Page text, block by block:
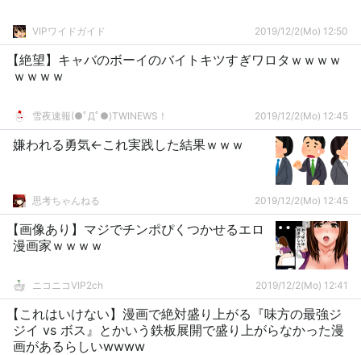
VIPワイドガイド 2019/12/2(Mo) 12:50
【絶望】キャバのボーイのバイトキツすぎワロタｗｗｗｗ
ｗｗｗｗ
雪夜速報(●ﾟДﾟ●)TWINEWS！ 2019/12/2(Mo) 12:45
嫌われる勇気←これ実践した結果ｗｗｗ
思考ちゃんねる 2019/12/2(Mo) 12:45
【画像あり】マジでチンポぴくつかせるエロ
漫画家ｗｗｗｗ
ニコニコVIP2ch 2019/12/2(Mo) 12:41
【これはいけない】漫画で絶対盛り上がる『味方の最強ジ
ジイ vs ボス』とかいう鉄板展開で盛り上がらなかった漫
画があるらしいwwww